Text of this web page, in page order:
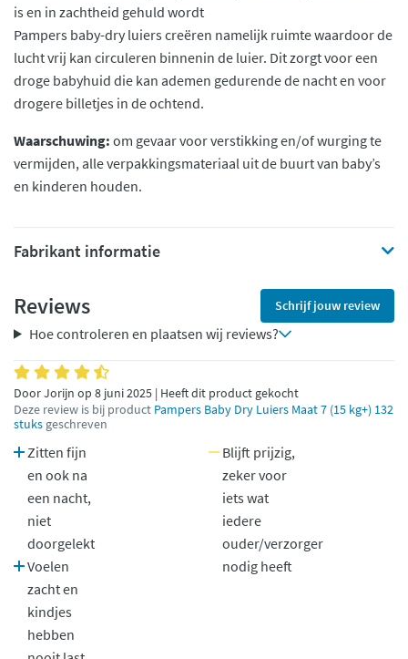
is en in zachtheid gehuld wordt
Pampers baby-dry luiers creëren namelijk ruimte waardoor de
lucht vrij kan circuleren binnenin de luier. Dit zorgt voor een
droge babyhuid die kan ademen gedurende de nacht en voor
drogere billetjes in de ochtend.
Waarschuwing: om gevaar voor verstikking en/of wurging te
vermijden, alle verpakkingsmateriaal uit de buurt van baby’s
en kinderen houden.
Fabrikant informatie
Reviews Schrijf jouw review
Hoe controleren en plaatsen wij reviews?
Door Jorijn op 8 juni 2025 | Heeft dit product gekocht
Deze review is bij product Pampers Baby Dry Luiers Maat 7 (15 kg+) 132
stuks geschreven
Zitten fijn
en ook na
een nacht,
niet
doorgelekt
Voelen
zacht en
kindjes
hebben
Blijft prijzig,
zeker voor
iets wat
iedere
ouder/verzorger
nodig heeft